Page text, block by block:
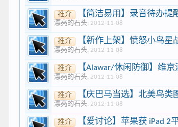
推介 【简洁易用】录音待办提
漂亮的石头, 2012-11-08
推介 【新作上架】愤怒小鸟星
漂亮的石头, 2012-11-08
推介 【Alawar/休闲防御】维
漂亮的石头, 2012-11-08
推介 【庆巴马当选】北美鸟类
漂亮的石头, 2012-11-08
推介 【爱讨论】苹果获 iPad 2